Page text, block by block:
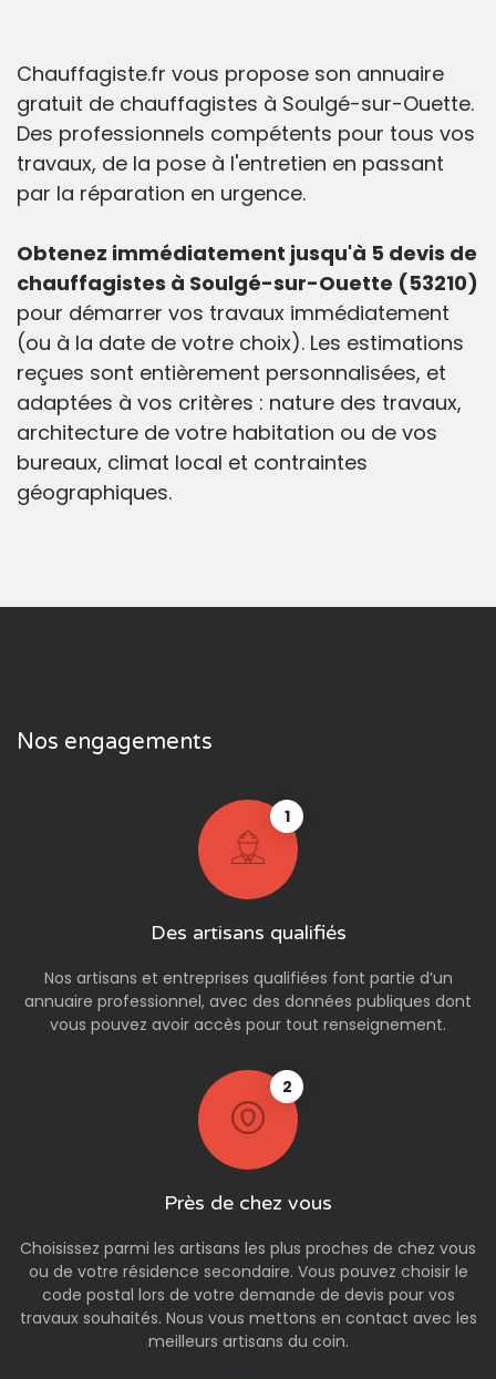
Chauffagiste.fr vous propose son annuaire
gratuit de chauffagistes à Soulgé-sur-Ouette.
Des professionnels compétents pour tous vos
travaux, de la pose à l'entretien en passant
par la réparation en urgence.
Obtenez immédiatement jusqu'à 5 devis de
chauffagistes à Soulgé-sur-Ouette (53210)
pour démarrer vos travaux immédiatement
(ou à la date de votre choix). Les estimations
reçues sont entièrement personnalisées, et
adaptées à vos critères : nature des travaux,
architecture de votre habitation ou de vos
bureaux, climat local et contraintes
géographiques.
Nos engagements
1
Des artisans qualifiés
Nos artisans et entreprises qualifiées font partie d’un
annuaire professionnel, avec des données publiques dont
vous pouvez avoir accès pour tout renseignement.
2
Près de chez vous
Choisissez parmi les artisans les plus proches de chez vous
ou de votre résidence secondaire. Vous pouvez choisir le
code postal lors de votre demande de devis pour vos
travaux souhaités. Nous vous mettons en contact avec les
meilleurs artisans du coin.